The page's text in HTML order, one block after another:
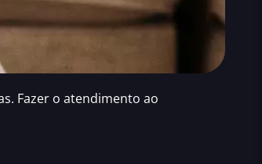
Fazer o atendimento ao